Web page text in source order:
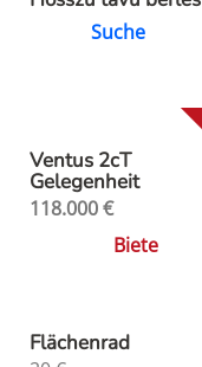
Suche
Ventus 2cT
Gelegenheit
118.000€
Biete
Flächenrad